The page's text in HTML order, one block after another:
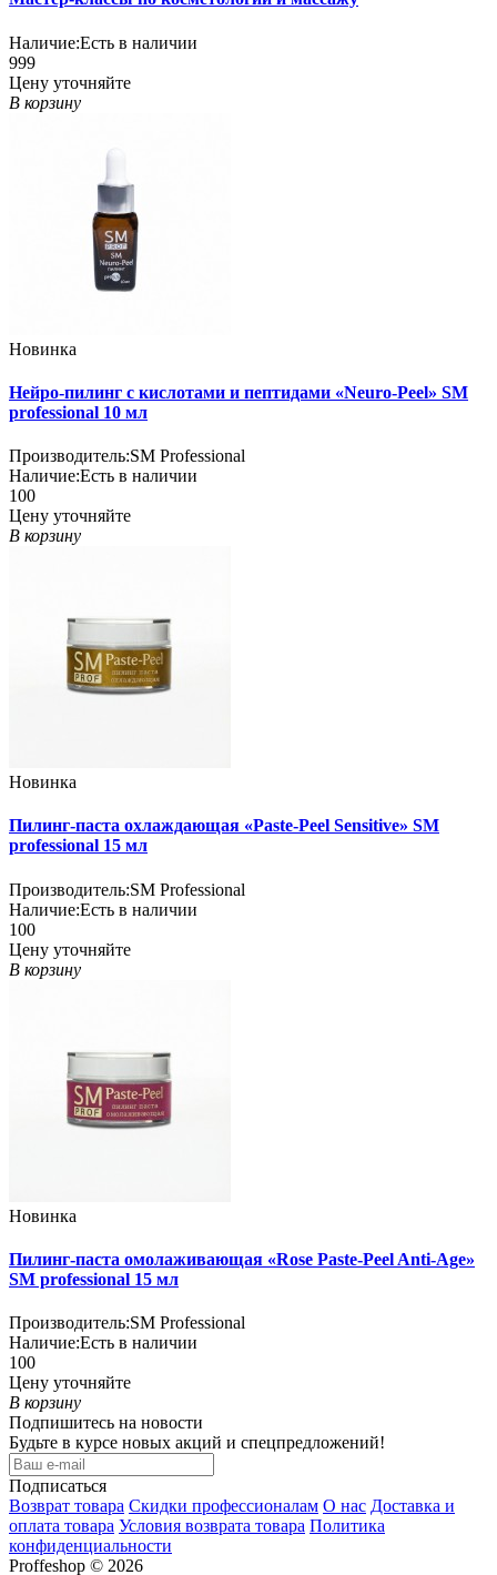
Наличие:Есть в наличии
999
Цену уточняйте
В корзину
Новинка
Нейро-пилинг с кислотами и пептидами «Neuro-Peel» SM
professional 10 мл
Производитель:SM Professional
Наличие:Есть в наличии
100
Цену уточняйте
В корзину
Новинка
Пилинг-паста охлаждающая «Paste-Peel Sensitive» SM
professional 15 мл
Производитель:SM Professional
Наличие:Есть в наличии
100
Цену уточняйте
В корзину
Новинка
Пилинг-паста омолаживающая «Rose Paste-Peel Anti-Age»
SM professional 15 мл
Производитель:SM Professional
Наличие:Есть в наличии
100
Цену уточняйте
В корзину
Подпишитесь на новости
Будьте в курсе новых акций и спецпредложений!
Подписаться
Возврат товара Скидки профессионалам О нас Доставка и
оплата товара Условия возврата товара Политика
конфиденциальности
Proffeshop © 2026